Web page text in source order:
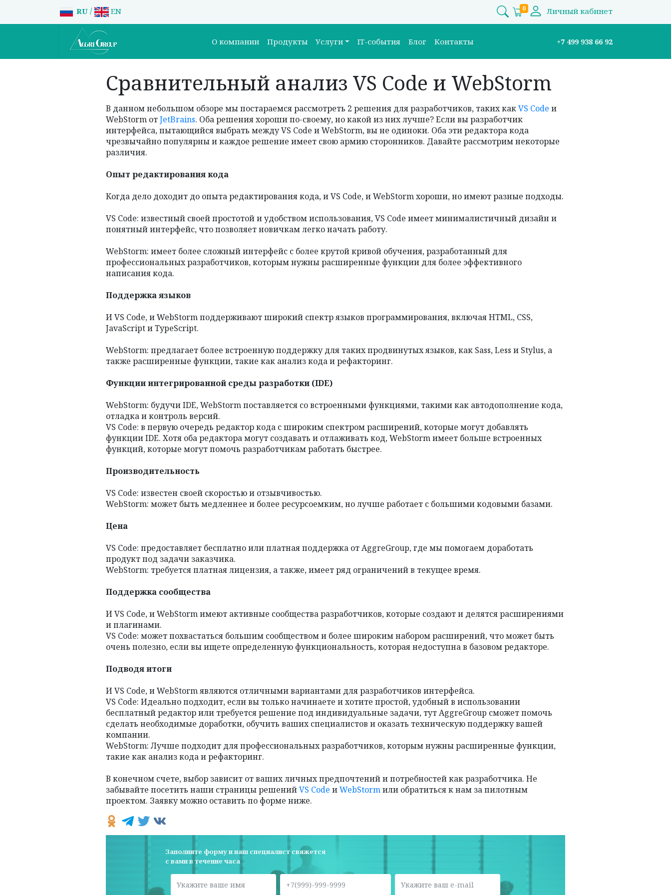
RU / EN 0 Личный кабинет
О компании Продукты Услуги IT-события Блог Контакты +7 499 938 66 92
Сравнительный анализ VS Code и WebStorm
В данном небольшом обзоре мы постараемся рассмотреть 2 решения для разработчиков, таких какVS Code и
WebStorm отJetBrains. Оба решения хороши по-своему, но какой из них лучше? Если вы разработчик
интерфейса, пытающийся выбрать между VS Code и WebStorm, вы не одиноки. Оба эти редактора кода
чрезвычайно популярны и каждое решение имеет свою армию сторонников. Давайте рассмотрим некоторые
различия.
Опыт редактирования кода
Когда дело доходит до опыта редактирования кода, и VS Code, и WebStorm хороши, но имеют разные подходы.
VS Code: известный своей простотой и удобством использования, VS Code имеет минималистичный дизайн и
понятный интерфейс, что позволяет новичкам легко начать работу.
WebStorm: имеет более сложный интерфейс с более крутой кривой обучения, разработанный для
профессиональных разработчиков, которым нужны расширенные функции для более эффективного
написания кода.
Поддержка языков
И VS Code, и WebStorm поддерживают широкий спектр языков программирования, включая HTML, CSS,
JavaScript и TypeScript.
WebStorm: предлагает более встроенную поддержку для таких продвинутых языков, как Sass, Less и Stylus, а
также расширенные функции, такие как анализ кода и рефакторинг.
Функции интегрированной среды разработки (IDE)
WebStorm: будучи IDE, WebStorm поставляется со встроенными функциями, такими как автодополнение кода,
отладка и контроль версий.
VS Code: в первую очередь редактор кода с широким спектром расширений, которые могут добавлять
функции IDE. Хотя оба редактора могут создавать и отлаживать код, WebStorm имеет больше встроенных
функций, которые могут помочь разработчикам работать быстрее.
Производительность
VS Code: известен своей скоростью и отзывчивостью.
WebStorm: может быть медленнее и более ресурсоемким, но лучше работает с большими кодовыми базами.
Цена
VS Code: предоставляет бесплатно или платная поддержка от AggreGroup, где мы помогаем доработать
продукт под задачи заказчика.
WebStorm: требуется платная лицензия, а также, имеет ряд ограничений в текущее время.
Поддержка сообщества
И VS Code, и WebStorm имеют активные сообщества разработчиков, которые создают и делятся расширениями
и плагинами.
VS Code: может похвастаться большим сообществом и более широким набором расширений, что может быть
очень полезно, если вы ищете определенную функциональность, которая недоступна в базовом редакторе.
Подводя итоги
И VS Code, и WebStorm являются отличными вариантами для разработчиков интерфейса.
VS Code: Идеально подходит, если вы только начинаете и хотите простой, удобный в использовании
бесплатный редактор или требуется решение под индивидуальные задачи, тут AggreGroup сможет помочь
сделать необходимые доработки, обучить ваших специалистов и оказать техническую поддержку вашей
компании.
WebStorm: Лучше подходит для профессиональных разработчиков, которым нужны расширенные функции,
такие как анализ кода и рефакторинг.
В конечном счете, выбор зависит от ваших личных предпочтений и потребностей как разработчика. Не
забывайте посетить наши страницы решенийVS Code иWebStormили обратиться к нам за пилотным
проектом. Заявку можно оставить по форме ниже.
Заполните форму и наш специалист свяжется
с вами в течение часа
Укажите ваш телефон Укажите ваш e-mail